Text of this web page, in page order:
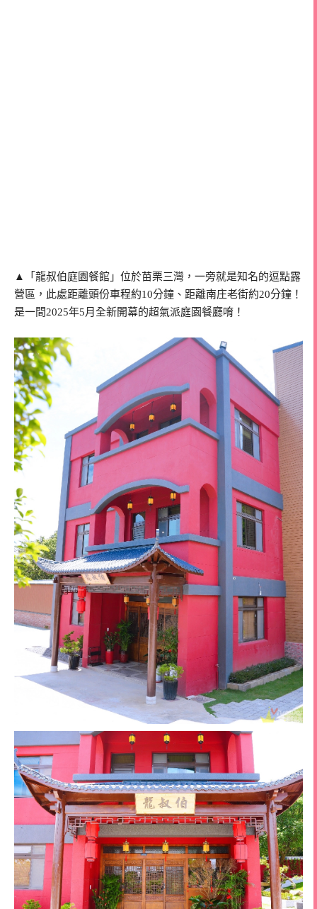
▲「龍叔伯庭園餐館」位於苗栗三灣，一旁就是知名的逗點露
營區，此處距離頭份車程約10分鐘、距離南庄老街約20分鐘！
是一間2025年5月全新開幕的超氣派庭園餐廳唷！